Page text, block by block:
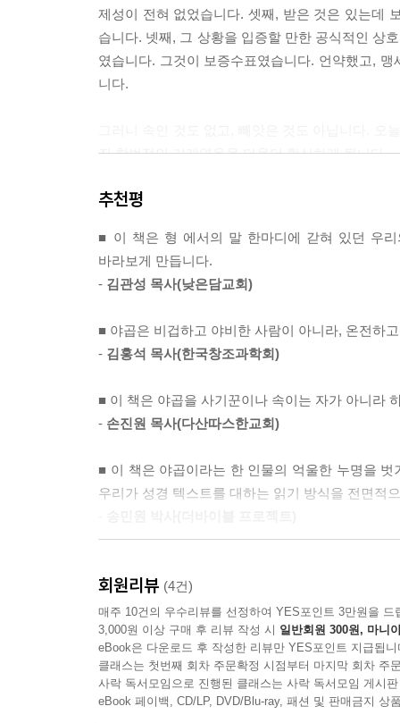
제성이 전혀 없었습니다. 셋째, 받은 것은 있는데
습니다. 넷째, 그 상황을 입증할 만한 공식적인 상
였습니다. 그것이 보증수표였습니다. 언약했고,
니다.
진 합법적인 거래였음을 더욱더 확신하게 됩니다.
“야곱”이라고 한 것입니다. 여기에 훗날 이 야곱이
도 없습니다. 에서라는 이름 그리고 야곱이라는
고생하다가 뒤늦게 낳은 자녀입니다. 이삭도 아
지는 않았습니다. 이삭의 나이 40세에 리브가와
을 이유는 전혀 없습니다.
가하시느냐 하는 것입니다. 하나님께서는 놀랍게
2장 1-6절입니다.
리브가와 야곱의 성급함을 비난하기 전에 그런 일
을 맞추어야 합니다. 사실 이 사건을 반대로 돌려
얼마나 급했으면, 아무에게도 알리지 않고 이삭
록 기다릴 수는 없었을까요? 이삭도 기다려야 했
에서도 예외는 아닙니다. 그러니 이것은 리브가와
하고 믿음 없는 축복 계획에 문제가 있었다는 점
추천평
■ 이 책은 형 에서의 말 한마디에 갇혀 있던 우
바라보게 만듭니다.
- 김관성 목사(낮은담교회)
■ 야곱은 비겁하고 야비한 사람이 아니라, 온전하
- 김홍석 목사(한국창조과학회)
■ 이 책은 야곱을 사기꾼이나 속이는 자가 아니라
- 손진원 목사(다산따스한교회)
■ 이 책은 야곱이라는 한 인물의 억울한 누명을
우리가 성경 텍스트를 대하는 읽기 방식을 전면적
펼쳐졌는지를 잘 조명해 줍니다.
-송요한 선교사
■ 이 책을 통해 이 시대에 큰 울림이 전해질 것을
- 우재경 목사(은총기도원)
회원리뷰 (4건)
매주 10건의 우수리뷰를 선정하여 YES포인트 3만원을 드
3,000원 이상 구매 후 리뷰 작성 시 일반회원 300원, 마니
eBook은 다운로드 후 작성한 리뷰만 YES포인트 지급됩니
클래스는 첫번째 회차 주문확정 시점부터 마지막 회차 주
사락 독서모임으로 진행된 클래스는 사락 독서모임 게시
eBook 페이백, CD/LP, DVD/Blu-ray, 패션 및 판매금지 상